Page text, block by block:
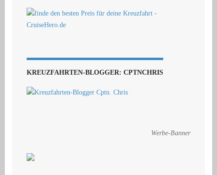
KREUZFAHRTEN-BLOGGER: CPTNCHRIS
Werbe-Banner